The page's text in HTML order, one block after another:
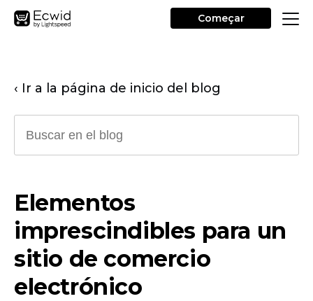
Começar
‹ Ir a la página de inicio del blog
Elementos
imprescindibles para un
sitio de comercio
electrónico